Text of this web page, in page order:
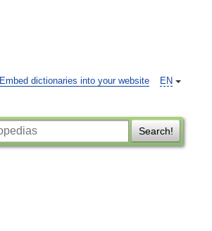
EN
Embed dictionaries into your website
Search!